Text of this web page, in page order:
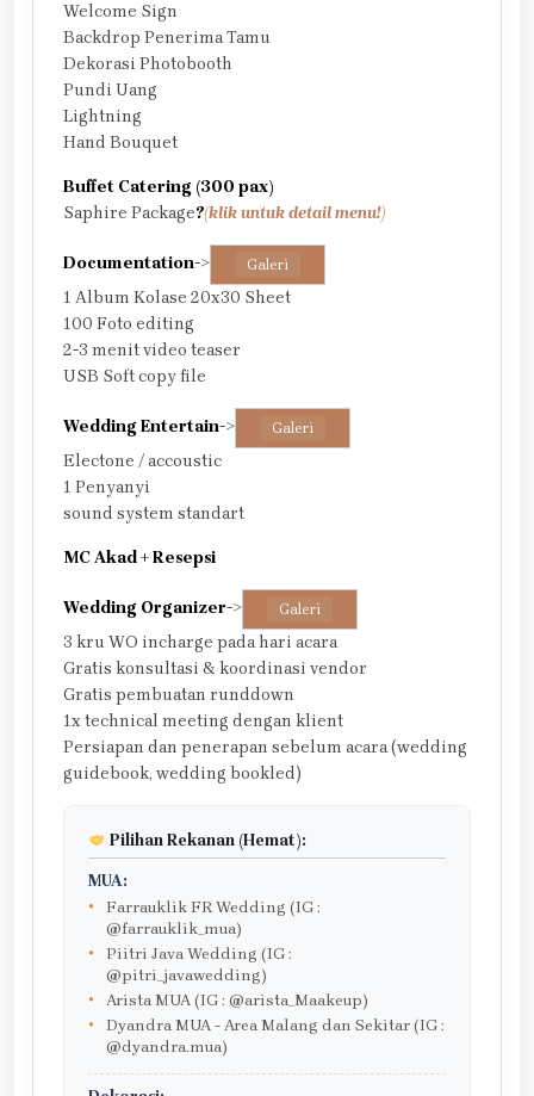
Welcome Sign
Backdrop Penerima Tamu
Dekorasi Photobooth
Pundi Uang
Lightning
Hand Bouquet
Buffet Catering (300 pax)
Saphire Package?(klik untuk detail menu!)
Documentation-> Galeri
1 Album Kolase 20x30 Sheet
100 Foto editing
2-3 menit video teaser
USB Soft copy file
Wedding Entertain-> Galeri
Electone / accoustic
1 Penyanyi
sound system standart
MC Akad + Resepsi
Wedding Organizer-> Galeri
3 kru WO incharge pada hari acara
Gratis konsultasi & koordinasi vendor
Gratis pembuatan runddown
1x technical meeting dengan klient
Persiapan dan penerapan sebelum acara (wedding
guidebook, wedding bookled)
Pilihan Rekanan (Hemat):
MUA:
Farrauklik FR Wedding (IG :
@farrauklik_mua)
Piitri Java Wedding (IG :
@pitri_javawedding)
Arista MUA (IG : @arista_Maakeup)
Dyandra MUA - Area Malang dan Sekitar (IG :
@dyandra.mua)